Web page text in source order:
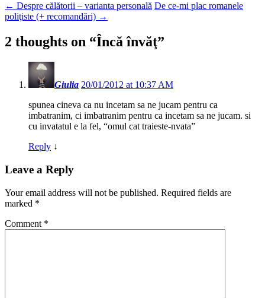
← Despre călătorii – varianta personală De ce-mi plac romanele
poliţiste (+ recomandări) →
2 thoughts on “Încă învăţ”
Giulia 20/01/2012 at 10:37 AM
spunea cineva ca nu incetam sa ne jucam pentru ca
imbatranim, ci imbatranim pentru ca incetam sa ne jucam. si
cu invatatul e la fel, “omul cat traieste-nvata”
Reply ↓
Leave a Reply
Your email address will not be published. Required fields are
marked *
Comment *